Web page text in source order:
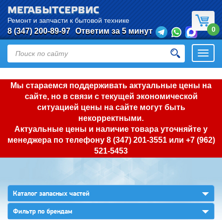
Мы стараемся поддерживать актуальные цены на
сайте, но в связи с текущей экономической
ситуацией цены на сайте могут быть
некорректными.
Актуальные цены и наличие товара уточняйте у
менеджера по телефону 8 (347) 201-3551или +7 (962)
521-5453
МЕГАБЫТСЕРВИС
Ремонт и запчасти к бытовой технике
8 (347) 200-89-97 Ответим за 5 минут 0
Каталог запасных частей ▼
Фильтр по брендам ▼